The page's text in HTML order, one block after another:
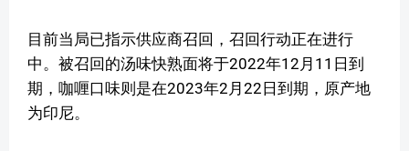
目前当局已指示供应商召回，召回行动正在进行
中。被召回的汤味快熟面将于2022年12月11日到
期，咖喱口味则是在2023年2月22日到期，原产地
为印尼。